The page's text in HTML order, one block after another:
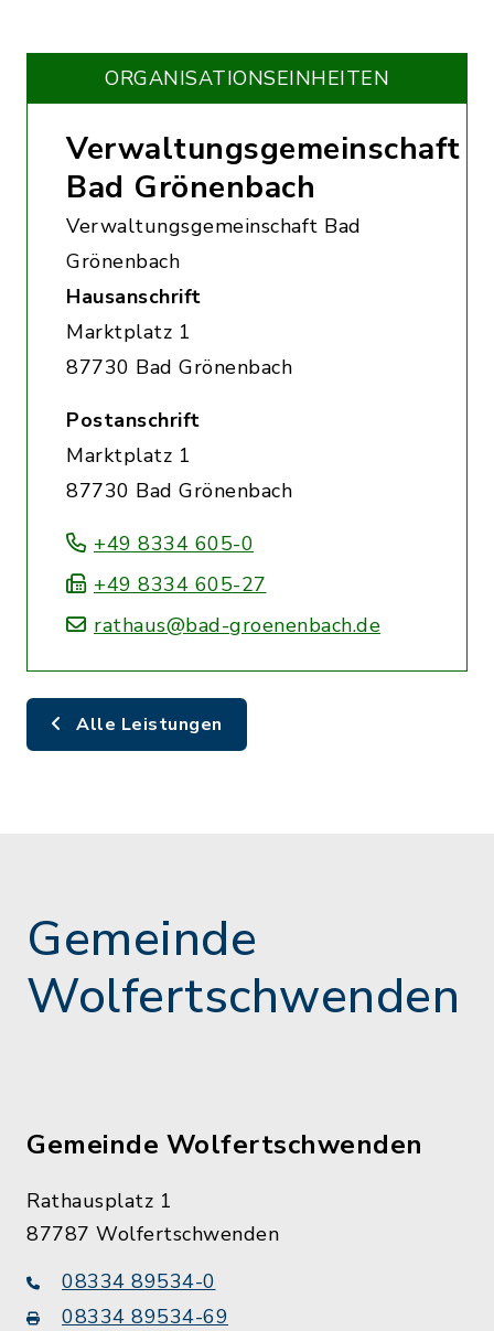
ORGANISATIONS­EINHEITEN
Verwaltungsgemeinschaft
Bad Grönenbach
Verwaltungsgemeinschaft Bad
Grönenbach
Hausanschrift
Marktplatz 1
87730 Bad Grönenbach
Postanschrift
Marktplatz 1
87730 Bad Grönenbach
+49 8334 605-0
+49 8334 605-27
rathaus@bad-groenenbach.de
Alle Leistungen
Gemeinde
Wolfertschwenden
Gemeinde Wolfertschwenden
Rathausplatz 1
87787 Wolfertschwenden
08334 89534-0
08334 89534-69